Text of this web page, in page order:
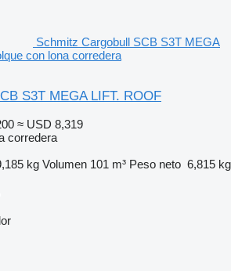
Schmitz Cargobull SCB S3T MEGA
con lona corredera
S3T MEGA LIFT. ROOF
≈ USD 8,319
corredera
kg Volumen 101 m³ Peso neto 6,815 kg